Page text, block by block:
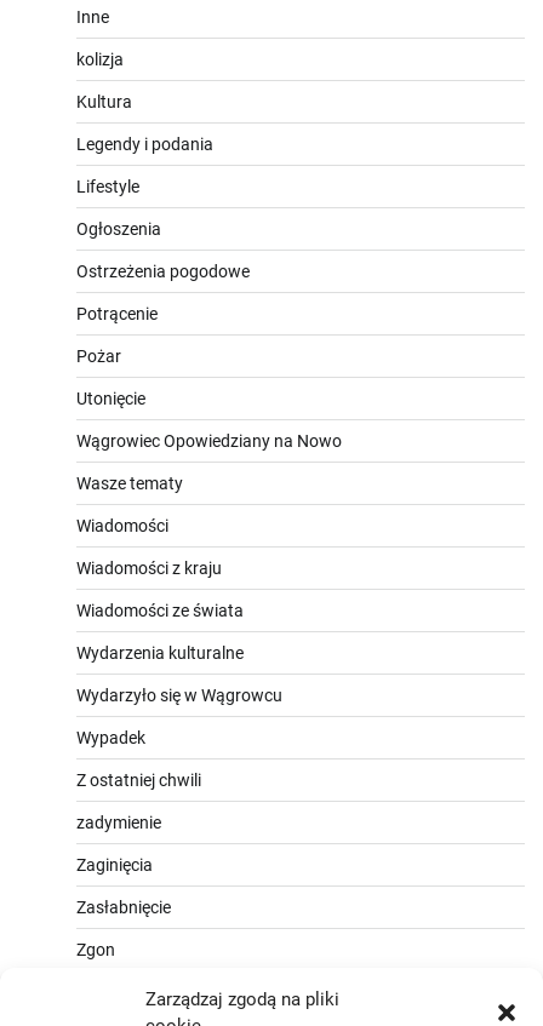
Zarządzaj zgodą na pliki
Inne
kolizja
Kultura
Legendy i podania
Lifestyle
Ogłoszenia
Ostrzeżenia pogodowe
Potrącenie
Pożar
Utonięcie
Wągrowiec Opowiedziany na Nowo
Wasze tematy
Wiadomości
Wiadomości z kraju
Wiadomości ze świata
Wydarzenia kulturalne
Wydarzyło się w Wągrowcu
Wypadek
Z ostatniej chwili
zadymienie
Zaginięcia
Zasłabnięcie
Zgon